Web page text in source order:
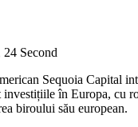
Second
Sequoia Capital
investițiile în Europa, cu
biroului său european.